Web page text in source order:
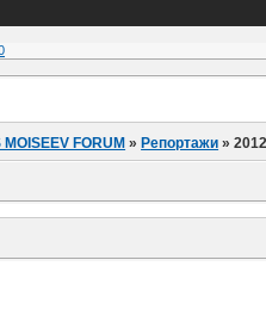
FORUM »Репортажи »